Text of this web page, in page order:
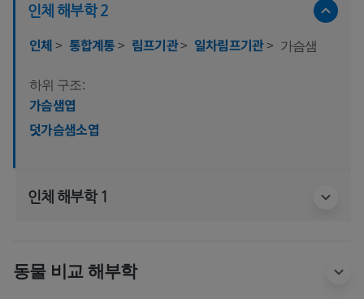
인체 해부학 2
인체> 통합계통> 림프기관> 일차림프기관> 가슴샘
하위 구조:
가슴샘엽
덧가슴샘소엽
인체 해부학 1
동물 비교 해부학